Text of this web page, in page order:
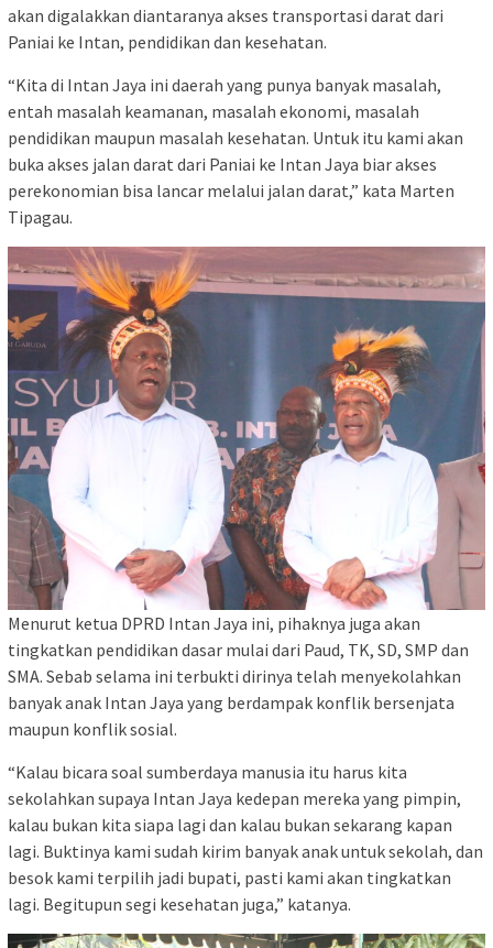
akan digalakkan diantaranya akses transportasi darat dari
Paniai ke Intan, pendidikan dan kesehatan.
“Kita di Intan Jaya ini daerah yang punya banyak masalah,
entah masalah keamanan, masalah ekonomi, masalah
pendidikan maupun masalah kesehatan. Untuk itu kami akan
buka akses jalan darat dari Paniai ke Intan Jaya biar akses
perekonomian bisa lancar melalui jalan darat,” kata Marten
Tipagau.
Menurut ketua DPRD Intan Jaya ini, pihaknya juga akan
tingkatkan pendidikan dasar mulai dari Paud, TK, SD, SMP dan
SMA. Sebab selama ini terbukti dirinya telah menyekolahkan
banyak anak Intan Jaya yang berdampak konflik bersenjata
maupun konflik sosial.
“Kalau bicara soal sumberdaya manusia itu harus kita
sekolahkan supaya Intan Jaya kedepan mereka yang pimpin,
kalau bukan kita siapa lagi dan kalau bukan sekarang kapan
lagi. Buktinya kami sudah kirim banyak anak untuk sekolah, dan
besok kami terpilih jadi bupati, pasti kami akan tingkatkan
lagi. Begitupun segi kesehatan juga,” katanya.